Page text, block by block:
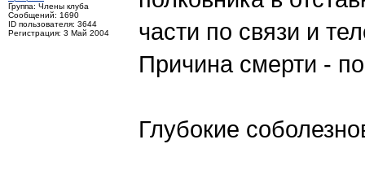
Группа: Члены клуба
Сообщений: 1690
ID пользователя: 3644
Регистрация: 3 Май 2004
части по связи и
Причина смерти -
Глубокие